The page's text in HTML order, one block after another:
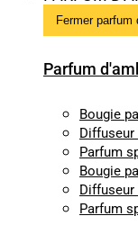
Fermer parfum
Parfum
Bougie
Diffuseur
Parfum
Bougie
Diffuseur
Parfum